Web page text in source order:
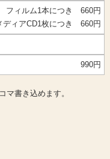
フィルム1本につき 660円
ディアCD1枚につき 660円
990円
マ書き込めます。